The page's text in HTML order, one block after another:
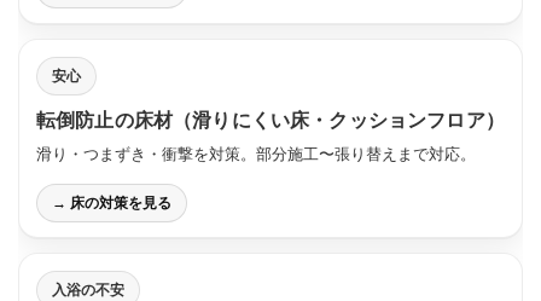
安心
転倒防止の床材（滑りにくい床・クッションフロア）
滑り・つまずき・衝撃を対策。部分施工〜張り替えまで対応。
→ 床の対策を見る
入浴の不安